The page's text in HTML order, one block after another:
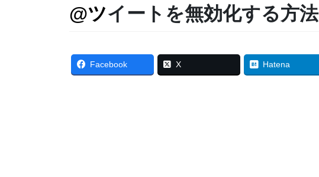
@ツイートを無効化する方法
Facebook X Hatena